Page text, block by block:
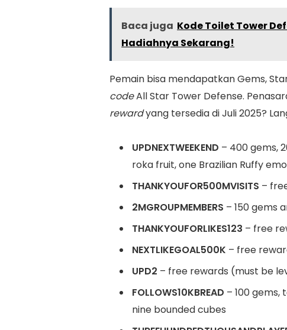
Baca juga Kode Toilet Tower
Hadiahnya Sekarang!
Pemain bisa mendapatkan Gems,
codeAll Star Tower Defense.
rewardyang tersedia di Juli 2025?
UPDNEXTWEEKEND – 400 gems,
roka fruit, one Brazilian Ruffy
THANKYOUFOR500MVISITS –
2MGROUPMEMBERS – 150 gems
THANKYOUFORLIKES123 – free
NEXTLIKEGOAL500K – free
UPD2 – free rewards (must be
FOLLOWS10KBREAD – 100
nine bounded cubes